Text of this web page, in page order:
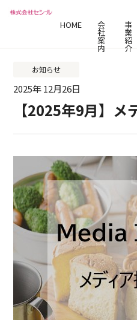
HOME 会
社
案
内
事
業
紹
介
お知らせ
2025年 12月26日
【2025年9月】